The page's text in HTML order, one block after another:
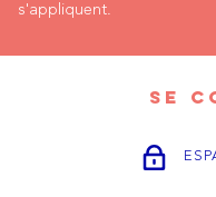
s'appliquent.
SE